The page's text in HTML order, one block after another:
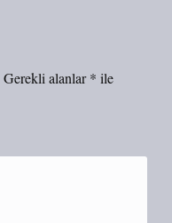
Gerekli alanlar* ile